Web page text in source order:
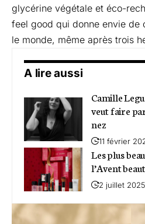
glycérine végétale et éco-
feel good qui donne envie de
le monde, même après trois
A lire aussi
Camille
veut faire
nez
11 février
Les plus
l’Avent
2 juillet 2025